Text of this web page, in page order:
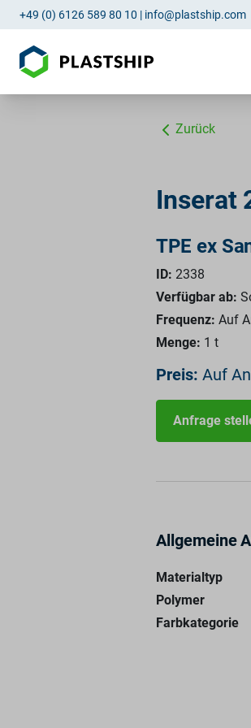
+49 (0) 6126 589 80 10 | info@plastship.com
Zurück
Inserat
TPE ex
ID: 2338
Verfügbar ab:
Frequenz: Auf
Menge: 1 t
Preis: Auf
Anfrage
Allgemeine
Materialtyp
Polymer
Farbkategorie